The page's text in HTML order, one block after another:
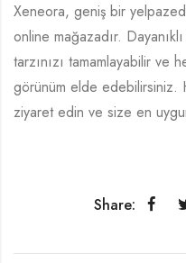
Xeneora, geniş bir
online mağazadır. Dayanıklı
tarzınızı tamamlayabilir ve
görünüm elde edebilirsiniz.
ziyaret edin ve size en
Share: